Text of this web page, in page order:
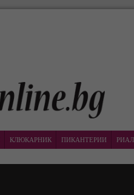
КЛЮКАРНИК ПИКАНТЕРИИ